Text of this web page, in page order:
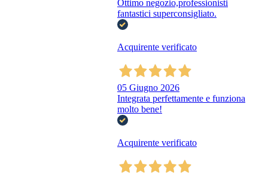
Ottimo negozio,professionisti
fantastici superconsigliato.
Acquirente verificato
05 Giugno 2026
Integrata perfettamente e funziona
molto bene!
Acquirente verificato